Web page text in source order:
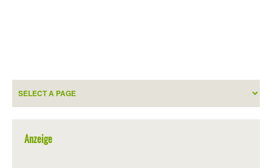
Anzeige